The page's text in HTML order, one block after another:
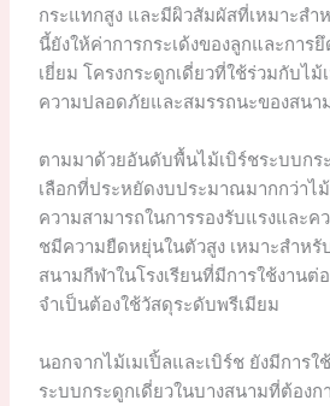
กระแทกสูง และมีผิวสัมผัสที่เหมาะสำ
นี้ยังให้ค่าการกระเด้งของลูกและการยึ
เยี่ยม โครงกระดูกเดี่ยวที่ใช้ร่วมกับไม้
ความปลอดภัยและสมรรถนะของสนา
ตามมาด้วยอันดับพื้นไม้เบิร์ชระบบกร
เลือกที่ประหยัดงบประมาณมากกว่าไ
ความสามารถในการรองรับแรงและ
ชมีความยืดหยุ่นในตัวสูง เหมาะสำห
สนามกีฬาในโรงเรียนที่มีการใช้งานต่
จำเป็นต้องใช้วัสดุระดับพรีเมียม
นอกจากไม้เมเปิ้ลและเบิร์ช ยังมีการ
ระบบกระดูกเดี่ยวในบางสนามที่ต้อง